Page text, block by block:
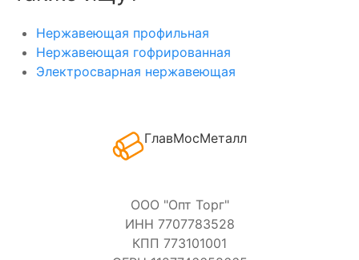
Нержавеющая профильная
Нержавеющая гофрированная
Электросварная нержавеющая
ГлавМосМеталл
ООО "Опт Торг"
ИНН 7707783528
КПП 773101001